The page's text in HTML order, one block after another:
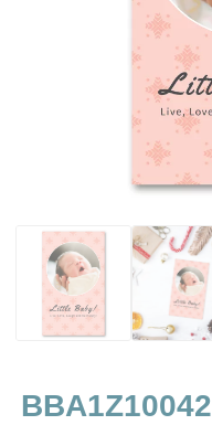
BBA1Z10042